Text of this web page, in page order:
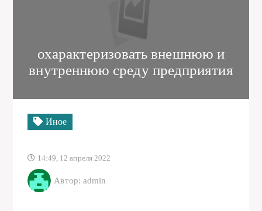
охарактеризовать внешнюю и
внутреннюю среду предприятия
Иное
14:49, 12 апреля 2022
Автор: admin